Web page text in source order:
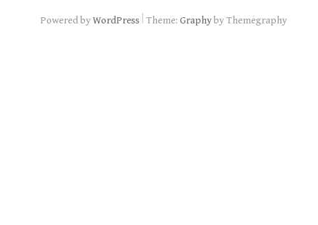
Powered byWordPress Theme: Graphyby Themegraphy